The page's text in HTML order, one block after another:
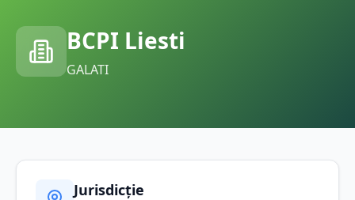
BCPI Liesti
GALATI
Jurisdicție